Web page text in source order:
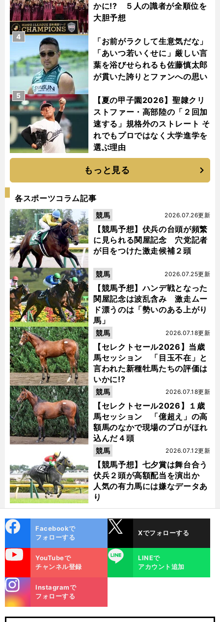
かに!? ５人の識者が全順位を
大胆予想
「お前がラクして生意気だな」
「あいつ若いくせに」厳しい言
葉を浴びせられるも佐藤慎太郎
が貫いた誇りとファンへの思い
4
【夏の甲子園2026】聖隷クリ
ストファー・高部陸の「２回加
速する」規格外のストレート そ
れでもプロではなく大学進学を
選ぶ理由
5
もっと見る
各スポーツコラム記事
【競馬予想】伏兵の台頭が頻繁
に見られる関屋記念 穴党記者
が目をつけた激走候補２頭
2026.07.26更新
競馬
【競馬予想】ハンデ戦となった
関屋記念は波乱含み 激走ムー
ド漂うのは「勢いのある上がり
馬」
2026.07.25更新
競馬
【セレクトセール2026】当歳
馬セッション 「目玉不在」と
言われた新種牡馬たちの評価は
いかに!?
2026.07.18更新
競馬
【セレクトセール2026】１歳
馬セッション 「億超え」の高
額馬のなかで現場のプロがほれ
込んだ４頭
2026.07.18更新
競馬
【競馬予想】七夕賞は舞台合う
伏兵２頭が高額配当を演出か
人気の有力馬には嫌なデータあ
り
2026.07.12更新
競馬
ok
Facebookで
フォローする
Xでフォローする
YouTubeで
チャンネル登録
LINE
LINEで
アカウント追加
m
Instagramで
フォローする